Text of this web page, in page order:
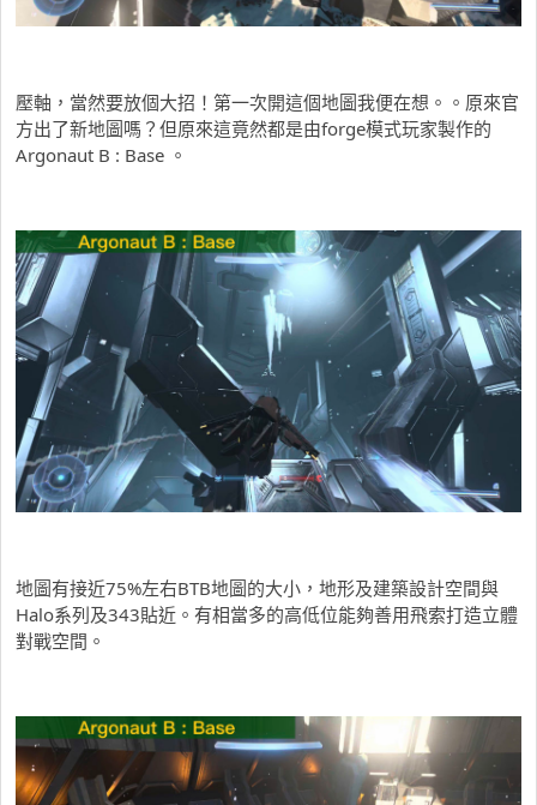
壓軸，當然要放個大招！第一次開這個地圖我便在想。。原來官
方出了新地圖嗎？但原來這竟然都是由forge模式玩家製作的
Argonaut B : Base 。
地圖有接近75%左右BTB地圖的大小，地形及建築設計空間與
Halo系列及343貼近。有相當多的高低位能夠善用飛索打造立體
對戰空間。